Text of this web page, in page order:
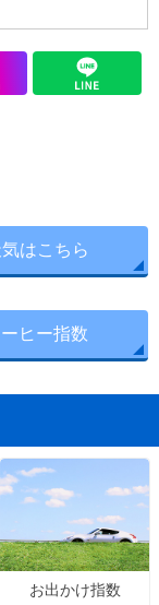
はこちら
ヒー指数
お出かけ指数